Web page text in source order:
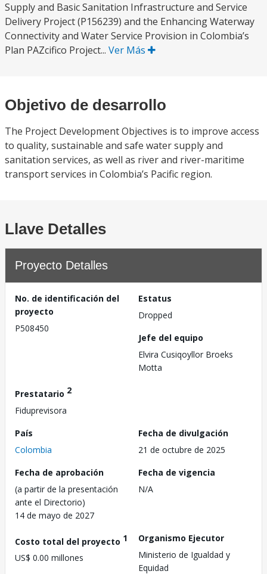
Supply and Basic Sanitation Infrastructure and Service
Delivery Project (P156239) and the Enhancing Waterway
Connectivity and Water Service Provision in Colombia’s
Plan PAZcifico Project... Ver Más
Objetivo de desarrollo
The Project Development Objectives is to improve access
to quality, sustainable and safe water supply and
sanitation services, as well as river and river-maritime
transport services in Colombia’s Pacific region.
Llave Detalles
Proyecto Detalles
No. de identificación del
proyecto
P508450
Estatus
Dropped
Jefe del equipo
Elvira Cusiqoyllor Broeks
Motta
Prestatario 2
Fiduprevisora
País
Colombia
Fecha de divulgación
21 de octubre de 2025
Fecha de aprobación
(a partir de la presentación
ante el Directorio)
14 de mayo de 2027
Fecha de vigencia
N/A
Costo total del proyecto 1
US$ 0.00 millones
Organismo Ejecutor
Ministerio de Igualdad y
Equidad